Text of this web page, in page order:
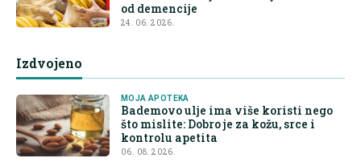
od demencije
24. 06. 2026.
Izdvojeno
MOJA APOTEKA
Bademovo ulje ima više koristi nego
što mislite: Dobro je za kožu, srce i
kontrolu apetita
06. 08. 2026.